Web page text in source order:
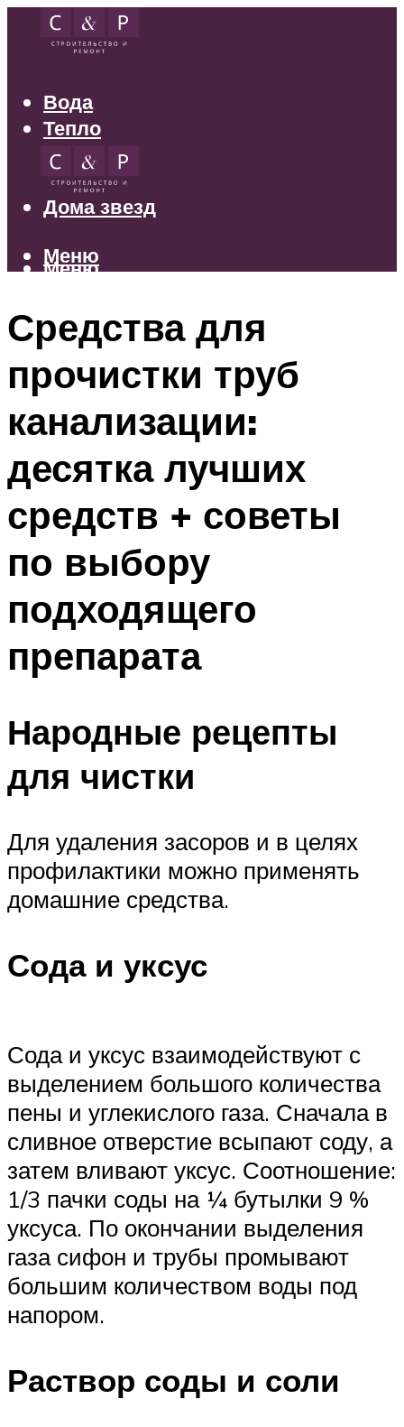
Вода
Тепло
Электрика
Свет
Дома звезд
Меню
Меню
Средства для
прочистки труб
канализации:
десятка лучших
средств + советы
по выбору
подходящего
препарата
Народные рецепты
для чистки
Для удаления засоров и в целях
профилактики можно применять
домашние средства.
Сода и уксус
Сода и уксус взаимодействуют с
выделением большого количества
пены и углекислого газа. Сначала в
сливное отверстие всыпают соду, а
затем вливают уксус. Соотношение:
1/3 пачки соды на ¼ бутылки 9 %
уксуса. По окончании выделения
газа сифон и трубы промывают
большим количеством воды под
напором.
Раствор соды и соли